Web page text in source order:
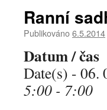
Ranní
Publikováno6.5.2014
Datum / čas
Date(s) - 06.
5:00 - 7:00